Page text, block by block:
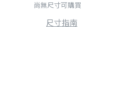
尚無尺寸可購買
尺寸指南